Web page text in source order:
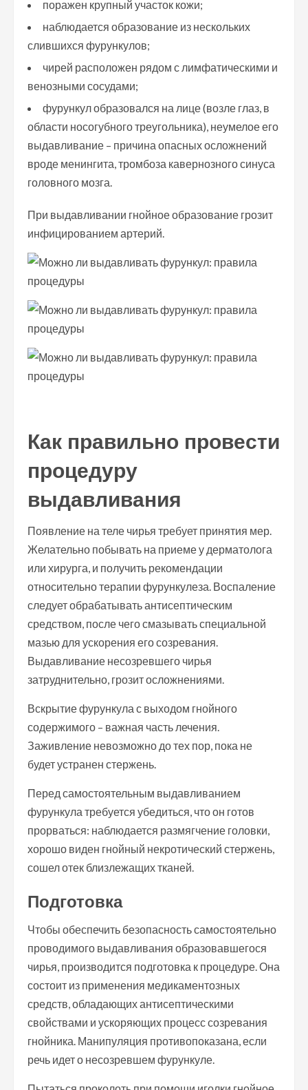
поражен крупный участок кожи;
наблюдается образование из нескольких
слившихся фурункулов;
чирей расположен рядом с лимфатическими и
венозными сосудами;
фурункул образовался на лице (возле глаз, в
области носогубного треугольника), неумелое его
выдавливание – причина опасных осложнений
вроде менингита, тромбоза кавернозного синуса
головного мозга.
При выдавливании гнойное образование грозит
инфицированием артерий.
Как правильно провести
процедуру
выдавливания
Появление на теле чирья требует принятия мер.
Желательно побывать на приеме у дерматолога
или хирурга, и получить рекомендации
относительно терапии фурункулеза. Воспаление
следует обрабатывать антисептическим
средством, после чего смазывать специальной
мазью для ускорения его созревания.
Выдавливание несозревшего чирья
затруднительно, грозит осложнениями.
Вскрытие фурункула с выходом гнойного
содержимого – важная часть лечения.
Заживление невозможно до тех пор, пока не
будет устранен стержень.
Перед самостоятельным выдавливанием
фурункула требуется убедиться, что он готов
прорваться: наблюдается размягчение головки,
хорошо виден гнойный некротический стержень,
сошел отек близлежащих тканей.
Подготовка
Чтобы обеспечить безопасность самостоятельно
проводимого выдавливания образовавшегося
чирья, производится подготовка к процедуре. Она
состоит из применения медикаментозных
средств, обладающих антисептическими
свойствами и ускоряющих процесс созревания
гнойника. Манипуляция противопоказана, если
речь идет о несозревшем фурункуле.